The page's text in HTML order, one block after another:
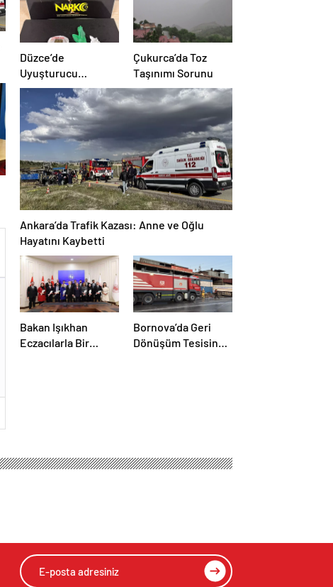
Düzce’de
Uyuşturucu
Operasyonu: 1
Tutuklama
Çukurca’da Toz
Taşınımı Sorunu
Ankara’da Trafik Kazası: Anne ve Oğlu
Hayatını Kaybetti
Bakan Işıkhan
Eczacılarla Bir
Bornova’da Geri
Dönüşüm Tesisinde